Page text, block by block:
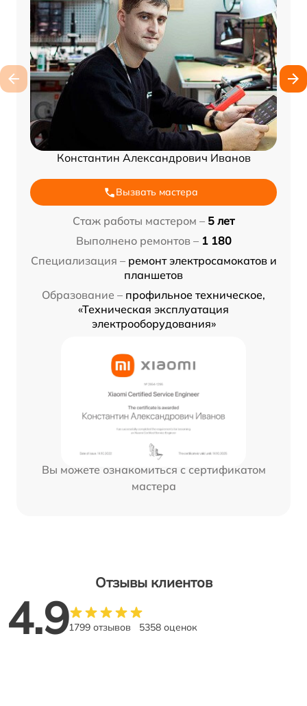
Константин Александрович Иванов
Вызвать мастера
Стаж работы мастером – 5 лет
Выполнено ремонтов – 1 180
Специализация – ремонт электросамокатов и
планшетов
Образование – профильное техническое,
«Техническая эксплуатация
электрооборудования»
Вы можете ознакомиться с сертификатом
мастера
Отзывы клиентов
4.91799 отзывов 5358 оценок